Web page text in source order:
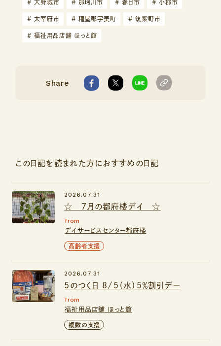
# 大野城市 # 那珂川市 # 春日市 # 小郡市
# 太宰府市 # 糟屋郡宇美町 # 筑紫野市
# 福祉用品店舗 ほっと館
Share
この日記を読まれた方におすすめの日記
☆ ７月の都府楼デイ ☆
2026.07.31
from
デイサービスセンター都府楼
高齢者支援
5のつく日 8/5（水）５％割引デー
2026.07.31
from
福祉用品店舗 ほっと館
複数の支援